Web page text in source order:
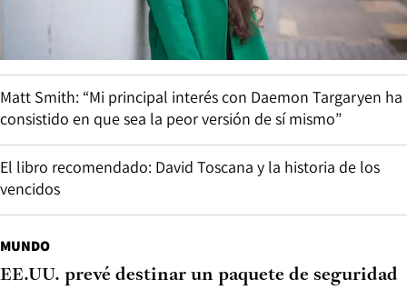
Matt Smith: “Mi principal interés con Daemon Targaryen ha
consistido en que sea la peor versión de sí mismo”
El libro recomendado: David Toscana y la historia de los
vencidos
MUNDO
EE.UU. prevé destinar un paquete de seguridad